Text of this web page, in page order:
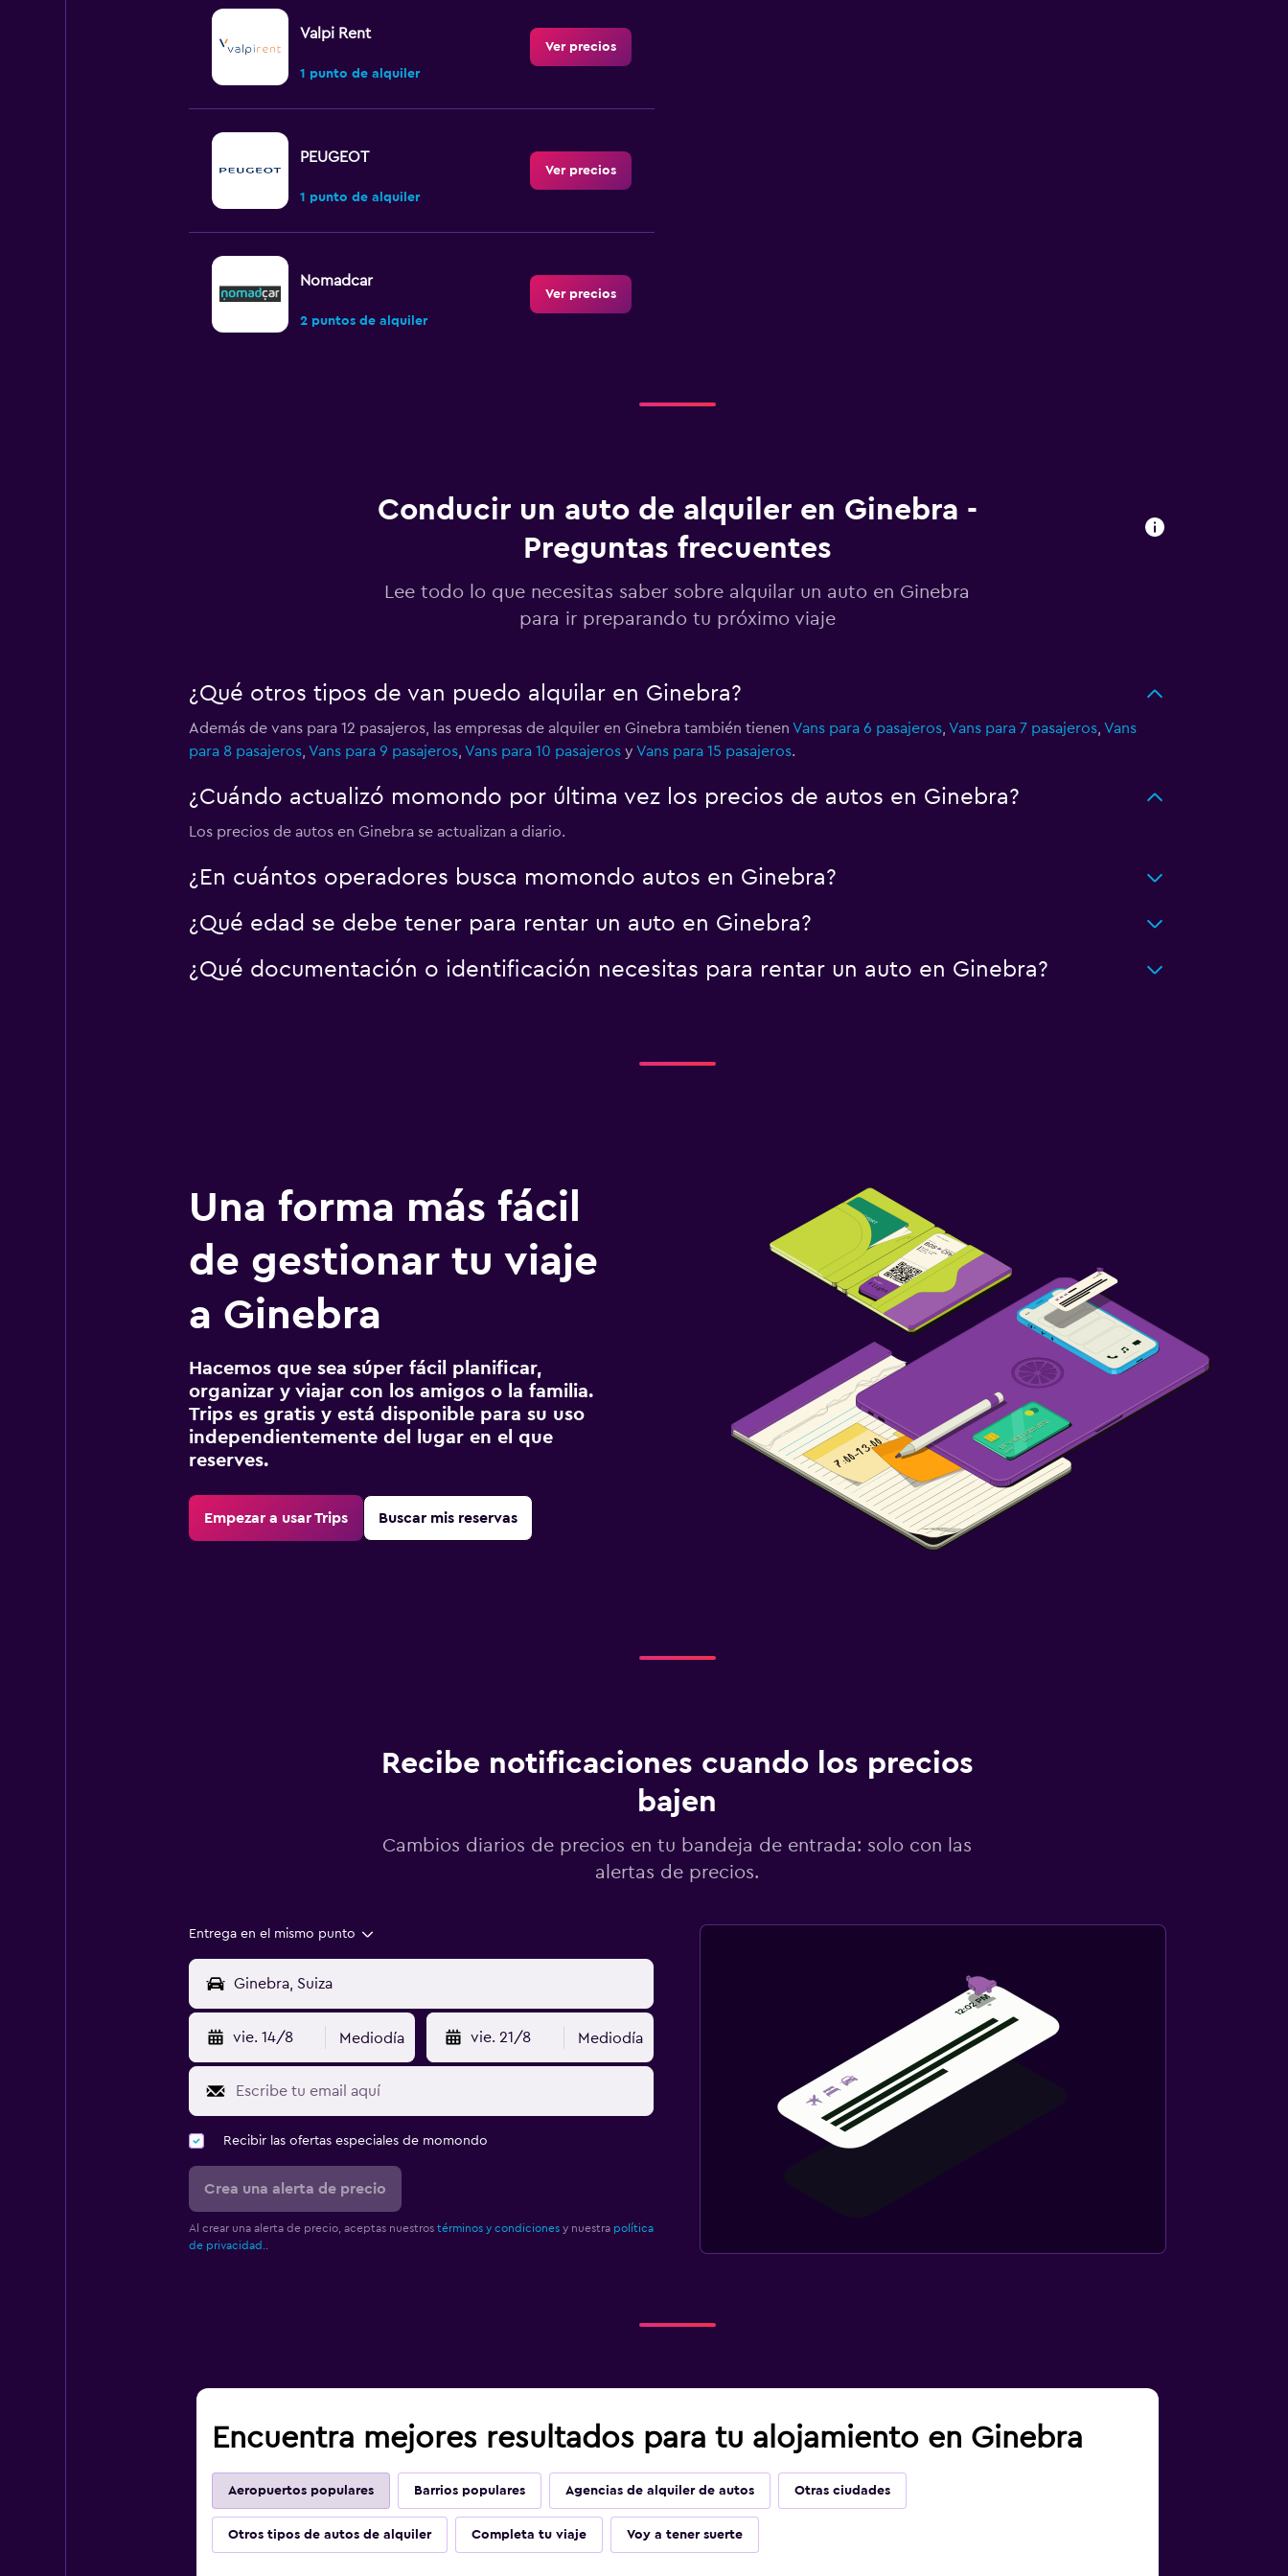
Valpi Rent
1 punto de alquiler
Ver precios
PEUGEOT
1 punto de alquiler
Ver precios
Nomadcar
2 puntos de alquiler
Ver precios
Ver precios
1 punto de alquiler
Ver precios
Conducir un auto de alquiler en Ginebra -
Preguntas frecuentes
Lee todo lo que necesitas saber sobre alquilar un auto en Ginebra
para ir preparando tu próximo viaje
¿Qué otros tipos de van puedo alquilar en Ginebra?
Además de vans para 12 pasajeros, las empresas de alquiler en Ginebra también tienen Vans para 6 pasajeros, Vans para 7 pasajeros, Vans
para 8 pasajeros, Vans para 9 pasajeros, Vans para 10 pasajerosy Vans para 15 pasajeros.
¿Cuándo actualizó momondo por última vez los precios de autos en Ginebra?
Los precios de autos en Ginebra se actualizan a diario.
¿En cuántos operadores busca momondo autos en Ginebra?
¿Qué edad se debe tener para rentar un auto en Ginebra?
¿Qué documentación o identificación necesitas para rentar un auto en Ginebra?
Una forma más fácil
de gestionar tu viaje
a Ginebra
Hacemos que sea súper fácil planificar,
organizar y viajar con los amigos o la familia.
Trips es gratis y está disponible para su uso
independientemente del lugar en el que
reserves.
Empezar a usar Trips Buscar mis reservas
Recibe notificaciones cuando los precios
bajen
Cambios diarios de precios en tu bandeja de entrada: solo con las
alertas de precios.
Entrega en el mismo punto
vie. 14/8 Mediodía vie. 21/8 Mediodía
Recibir las ofertas especiales de momondo
Crea una alerta de precio
Al crear una alerta de precio, aceptas nuestros términos y condicionesy nuestra política
de privacidad.
Encuentra mejores resultados para tu alojamiento en Ginebra
Aeropuertos populares Barrios populares Agencias de alquiler de autos Otras ciudades
Otros tipos de autos de alquiler Completa tu viaje Voy a tener suerte